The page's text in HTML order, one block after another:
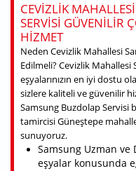
CEVIZLIK
SERVISI GÜVENILIR
HIZMET
Neden Cevizlik Mahallesi
Edilmeli? Cevizlik
eşyalarınızın en iyi dostu
sizlere kaliteli ve güvenilir
Samsung Buzdolap Servisi
tamircisi Güneştepe
sunuyoruz.
Samsung Uzman ve
eşyalar konusunda